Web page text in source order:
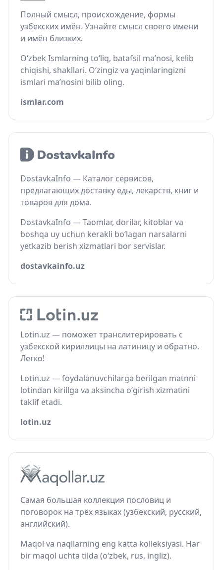
Полный смысл, происхождение, формы
узбекских имён. Узнайте смысл своего имени
и имён близких.
O‘zbek Ismlarning to‘liq, batafsil ma’nosi, kelib
chiqishi, shakllari. O‘zingiz va yaqinlaringizni
ismlari ma’nosini bilib oling.
ismlar.com
DostavkaInfo — Каталог сервисов,
предлагающих доставку еды, лекарств, книг и
товаров для дома.
DostavkaInfo — Taomlar, dorilar, kitoblar va
boshqa uy uchun kerakli bo‘lagan narsalarni
yetkazib berish xizmatlari bor servislar.
dostavkainfo.uz
Lotin.uz — поможет транслитерировать с
узбекской кириллицы на латиницу и обратно.
Легко!
Lotin.uz — foydalanuvchilarga berilgan matnni
lotindan kirillga va aksincha o‘girish xizmatini
taklif etadi.
lotin.uz
Самая большая коллекция пословиц и
поговорок на трёх языках (узбекский, русский,
английский).
Maqol va naqllarning eng katta kolleksiyasi. Har
bir maqol uchta tilda (o‘zbek, rus, ingliz).